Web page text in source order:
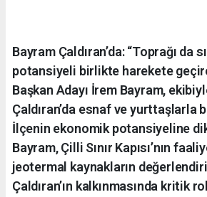
Bayram Çaldıran’da: “Toprağı da
potansiyeli birlikte harekete
Başkan Adayı İrem Bayram,
Çaldıran’da esnaf ve yurttaşlarla
İlçenin ekonomik potansiyeline
Bayram, Çilli Sınır Kapısı’nın
jeotermal kaynakların
Çaldıran’ın kalkınmasında kritik